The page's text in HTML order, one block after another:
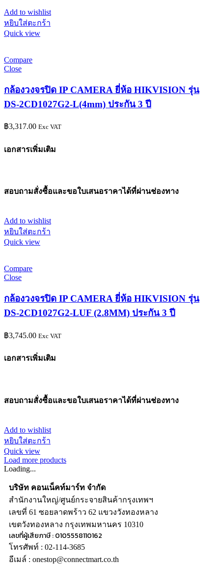
Add to wishlist
หยิบใส่ตะกร้า
Quick view
Compare
Close
กล้องวงจรปิด IP CAMERA ยี่ห้อ HIKVISION รุ่น
DS-2CD1027G2-L(4mm) ประกัน 3 ปี
฿3,317.00 Exc VAT
เอกสารเพิ่มเติม
สอบถามสั่งซื้อและขอใบเสนอราคาได้ที่ผ่านช่องทาง
Add to wishlist
หยิบใส่ตะกร้า
Quick view
Compare
Close
กล้องวงจรปิด IP CAMERA ยี่ห้อ HIKVISION รุ่น
DS-2CD1027G2-LUF (2.8MM) ประกัน 3 ปี
฿3,745.00 Exc VAT
เอกสารเพิ่มเติม
สอบถามสั่งซื้อและขอใบเสนอราคาได้ที่ผ่านช่องทาง
Add to wishlist
หยิบใส่ตะกร้า
Quick view
Load more products
Loading...
บริษัท คอนเน็คท์มาร์ท จำกัด
สำนักงานใหญ่/ศูนย์กระจายสินค้ากรุงเทพฯ
เลขที่ 61 ซอยลาดพร้าว 62 แขวงวังทองหลาง
เขตวังทองหลาง กรุงเทพมหานคร 10310
เลขที่ผู้เสียภาษี : 0105558110162
โทรศัพท์ : 02-114-3685
อีเมล์ : onestop@connectmart.co.th